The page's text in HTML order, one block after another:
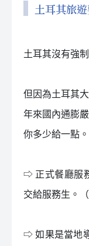
土耳其旅
土耳其沒有強
但因為土耳其
年來國內通膨
你多少給一點。
⇨ 正式餐廳服
交給服務生。
⇨ 如果是當地